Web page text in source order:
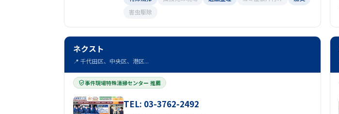
害虫駆除
ネクスト
📍 千代田区、中央区、港区...
事件現場特殊清掃センター 推薦
TEL: 03-3762-2492